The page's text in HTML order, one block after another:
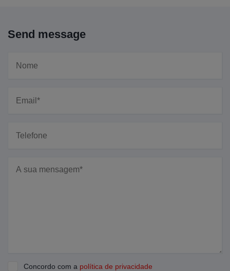
Send message
Concordo com a política de privacidade